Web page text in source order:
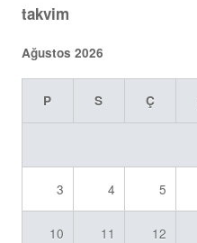
takvim
Ağustos 2026
P S Ç
3 4 5
10 11 12